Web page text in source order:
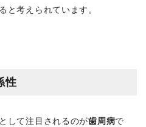
と考えられています。
性
して注目されるのが歯周病で